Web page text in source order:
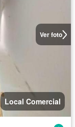
Ver foto
Local Comercial